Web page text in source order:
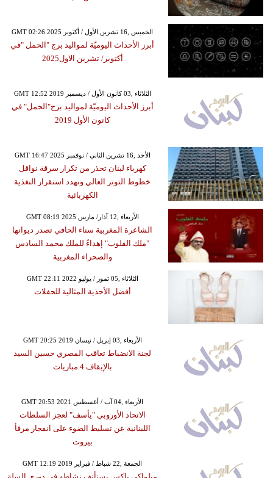
GMT 02:26 2025 الخميس ,16 تشرين الأول / أكتوبر
أبرز الأحداث اليوميّة لمواليد برج "الحمل "في
أكتوبر/ تشرين الاول2025
GMT 12:52 2019 الثلاثاء ,03 كانون الأول / ديسمبر
أبرز الأحداث اليوميّة لمواليد برج"الحمل" في
كانون الأول 2019
GMT 16:47 2025 الأحد ,16 تشرين الثاني / نوفمبر
كهرباء لبنان تحذر من تكرار سرقة نواقل
خطوط التوتر العالي وتهدد استقرار التغذية
الكهربائية
GMT 08:19 2025 الأربعاء ,12 آذار/ مارس
الشاعرة المغربية سناء الحافي تصدر ديوانها
"ملك القلوب" إهداءً للملك محمد السادس
والصحراء المغربية
GMT 22:11 2022 الثلاثاء ,05 تموز / يوليو
أفضل الأحذية المثالية للحفلات
GMT 20:25 2019 الأربعاء ,03 إبريل / نيسان
لجنة الانضباط تعاقب المصري حسين السيد
بالإيقاف 4 مباريات
GMT 20:53 2021 الأربعاء ,04 آب / أغسطس
الاتحاد الأوروبي "يأسف" لعجز السلطات
اللبنانية عن تسليط الضوء على انفجار مرفأ
بيروت
GMT 12:19 2019 الجمعة ,22 شباط / فبراير